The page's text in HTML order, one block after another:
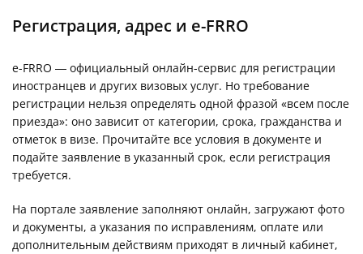
Регистрация, адрес и e-FRRO
e-FRRO — официальный онлайн-сервис для регистрации
иностранцев и других визовых услуг. Но требование
регистрации нельзя определять одной фразой «всем после
приезда»: оно зависит от категории, срока, гражданства и
отметок в визе. Прочитайте все условия в документе и
подайте заявление в указанный срок, если регистрация
требуется.
На портале заявление заполняют онлайн, загружают фото
и документы, а указания по исправлениям, оплате или
дополнительным действиям приходят в личный кабинет,